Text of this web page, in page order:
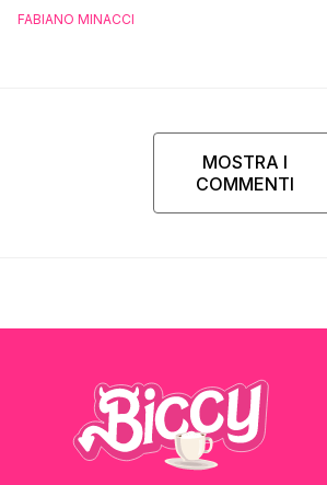
FABIANO MINACCI
MOSTRA I
COMMENTI